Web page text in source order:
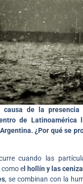
de la
de Latinoamérica
¿Por qué se
cuando las
como el hollín y las
, se combinan con la